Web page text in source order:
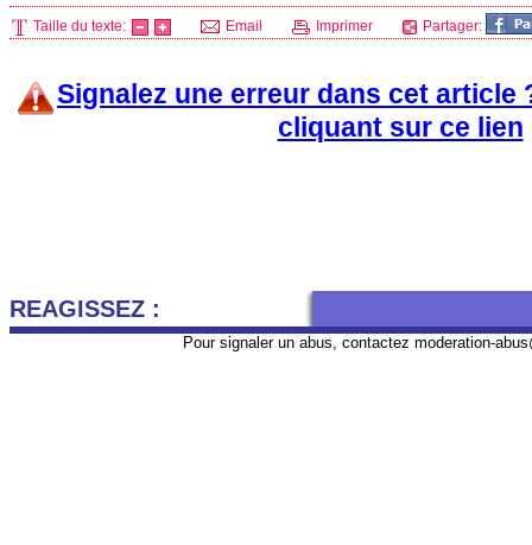
Taille du texte: Email Imprimer Partager:
Signalez une erreur dans cet article
cliquant sur ce lien
REAGISSEZ :
Pour signaler un abus, contactez moderation-